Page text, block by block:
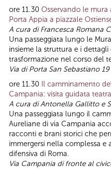
ore 11.30 Osservando le mura
Porta Appia a piazzale
A cura di Francesca Romana
Una passeggiata lungo le
insieme la struttura e i
trasformazione nel corso del
Via di Porta San Sebastiano 19
ore 11.30 Il camminamento
Campania: visita guidata
A cura di Antonella Gallitto e
Una passeggiata lungo il
Aureliane di via Campania
racconti e brani storici che
immergersi nella complessa
difensiva di Roma.
Via Campania di fronte al